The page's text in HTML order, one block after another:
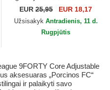
Los Troncos FC Kings
League New Era
EUR 25,95 EUR 18,17
Užsisakyk Antradienis, 11 d.
Rugpjūtis
9FORTY Core Adjustable
aksesuaras „Porcinos FC“
ir palaikyti savo